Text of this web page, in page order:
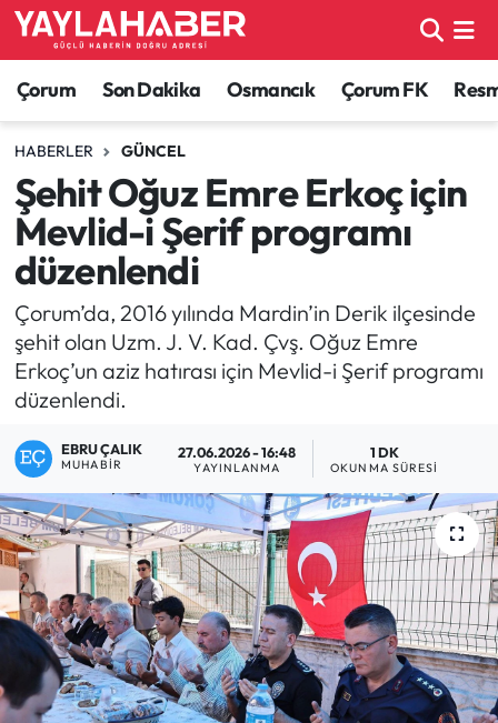
Çorum Son Dakika Osmancık Çorum FK
HABERLER GÜNCEL
Şehit Oğuz Emre Erkoç için
Mevlid-i Şerif programı
düzenlendi
Çorum’da, 2016 yılında Mardin’in Derik ilçesinde
şehit olan Uzm. J. V. Kad. Çvş. Oğuz Emre
Erkoç’un aziz hatırası için Mevlid-i Şerif programı
düzenlendi.
EBRU ÇALIK
MUHABIR
27.06.2026 - 16:48
YAYINLANMA
1 DK
OKUNMA SÜRESI
Alaca Haberleri
Bayat Haberleri
Bilgi - Keşfet Haberleri
Bilim ve Teknoloji
Boğazkale Haberleri
Çorum Haberleri
Eğitim
Ekonomi
Güncel
İskilip Haberleri
Çorum Nöbetçi Eczaneler
Çorum Hava Durumu
Çorum Namaz Vakitleri
Çorum Trafik Yoğunluk Haritası
TFF 1.Lig Puan Durumu ve Fikstür
Tüm Manşetler